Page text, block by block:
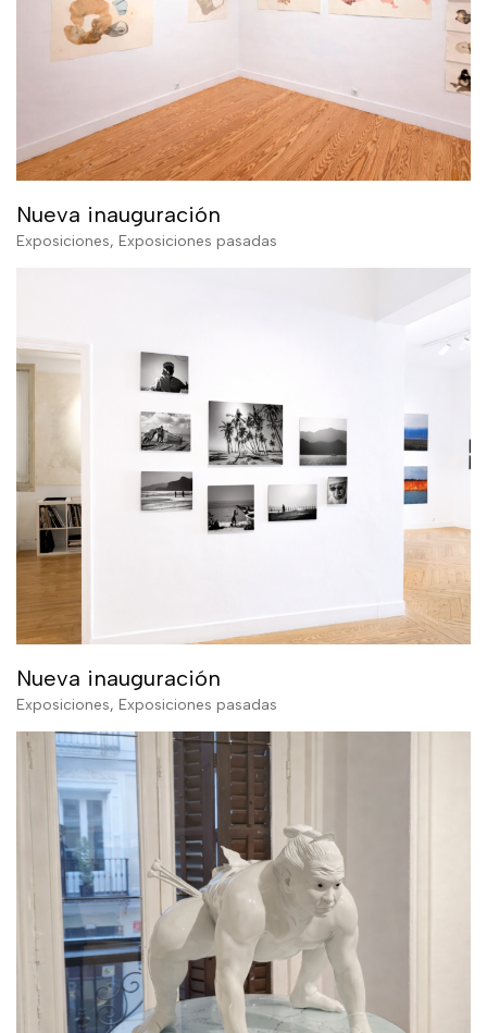
Nueva inauguración
Exposiciones, Exposiciones pasadas
Nueva inauguración
Exposiciones, Exposiciones pasadas